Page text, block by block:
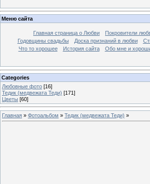
Меню сайта
Главная страница о Любви Покровители
Годовщины свадьбы
Доска признаний в любви
Что то хорошее
История сайта Обо мне и
Categories
Любовные фото [16]
Тедик (медвежата Теди) [171]
Цветы [60]
Главная » Фотоальбом » Тедик (медвежата Теди) »